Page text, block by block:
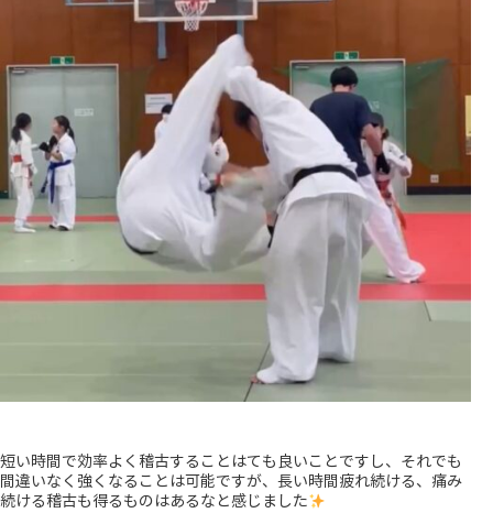
短い時間で効率よく稽古することはても良いことですし、それでも
間違いなく強くなることは可能ですが、長い時間疲れ続ける、痛み
続ける稽古も得るものはあるなと感じました